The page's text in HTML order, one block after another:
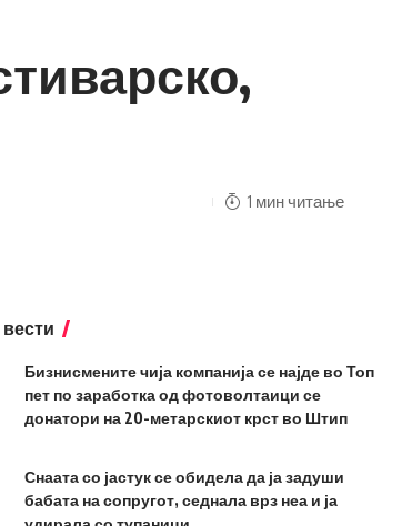
1 мин читање
Бизнисмените чија компанија се најде во Топ
пет по заработка од фотоволтаици се
донатори на 20-метарскиот крст во Штип
Снаата со јастук се обидела да ја задуши
бабата на сопругот, седнала врз неа и ја